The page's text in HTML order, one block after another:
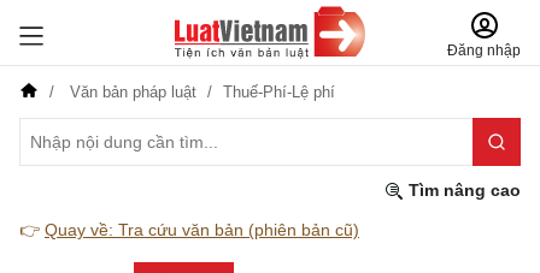
Đăng nhập
Văn bản pháp luật Thuế-Phí-Lệ phí
Tìm nâng cao
👉 Quay về: Tra cứu văn bản (phiên bản cũ)